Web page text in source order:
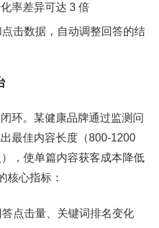
率差异可达 3 倍
击数据，自动调整回答的结
环。某健康品牌通过监测问
最佳内容长度（800-1200
，使单篇内容获客成本降低
核心指标：
点击量、关键词排名变化